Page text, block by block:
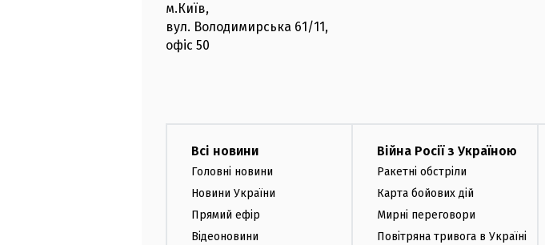
м.Київ,
вул. Володимирська 61/11,
офіс 50
Всі новини
Головні новини
Новини України
Прямий ефір
Відеоновини
Війна Росії з Україною
Ракетні обстріли
Карта бойових дій
Мирні переговори
Повітряна тривога в Україні